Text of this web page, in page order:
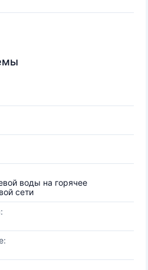
воды на горячее
сети